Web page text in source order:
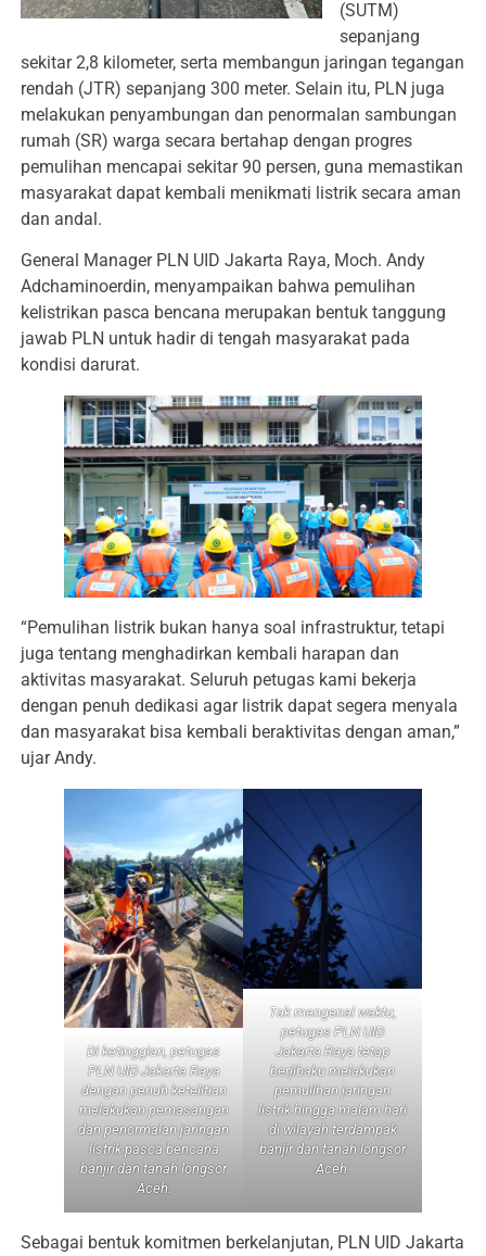
(SUTM)
sepanjang
sekitar 2,8 kilometer, serta membangun jaringan tegangan
rendah (JTR) sepanjang 300 meter. Selain itu, PLN juga
melakukan penyambungan dan penormalan sambungan
rumah (SR) warga secara bertahap dengan progres
pemulihan mencapai sekitar 90 persen, guna memastikan
masyarakat dapat kembali menikmati listrik secara aman
dan andal.
General Manager PLN UID Jakarta Raya, Moch. Andy
Adchaminoerdin, menyampaikan bahwa pemulihan
kelistrikan pasca bencana merupakan bentuk tanggung
jawab PLN untuk hadir di tengah masyarakat pada
kondisi darurat.
“Pemulihan listrik bukan hanya soal infrastruktur, tetapi
juga tentang menghadirkan kembali harapan dan
aktivitas masyarakat. Seluruh petugas kami bekerja
dengan penuh dedikasi agar listrik dapat segera menyala
dan masyarakat bisa kembali beraktivitas dengan aman,”
ujar Andy.
Di ketinggian, petugas
PLN UID Jakarta Raya
dengan penuh ketelitian
melakukan pemasangan
dan penormalan jaringan
listrik pasca bencana
banjir dan tanah longsor
Aceh.
Tak mengenal waktu,
petugas PLN UID
Jakarta Raya tetap
berjibaku melakukan
pemulihan jaringan
listrik hingga malam hari
di wilayah terdampak
banjir dan tanah longsor
Aceh.
Sebagai bentuk komitmen berkelanjutan, PLN UID Jakarta